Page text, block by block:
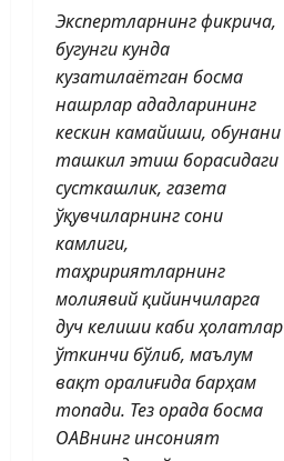
Экспертларнинг фикрича,
бугунги кунда
кузатилаётган босма
нашрлар ададларининг
кескин камайиши, обунани
ташкил этиш борасидаги
сусткашлик, газета
ўқувчиларнинг сони
камлиги,
таҳририятларнинг
молиявий қийинчиларга
дуч келиши каби ҳолатлар
ўткинчи бўлиб, маълум
вақт оралиғида барҳам
топади. Тез орада босма
ОАВнинг инсоният